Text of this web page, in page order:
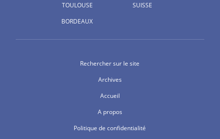
TOULOUSE
BORDEAUX
SUISSE
Rechercher sur le site
Archives
Accueil
A propos
Politique de confidentialité